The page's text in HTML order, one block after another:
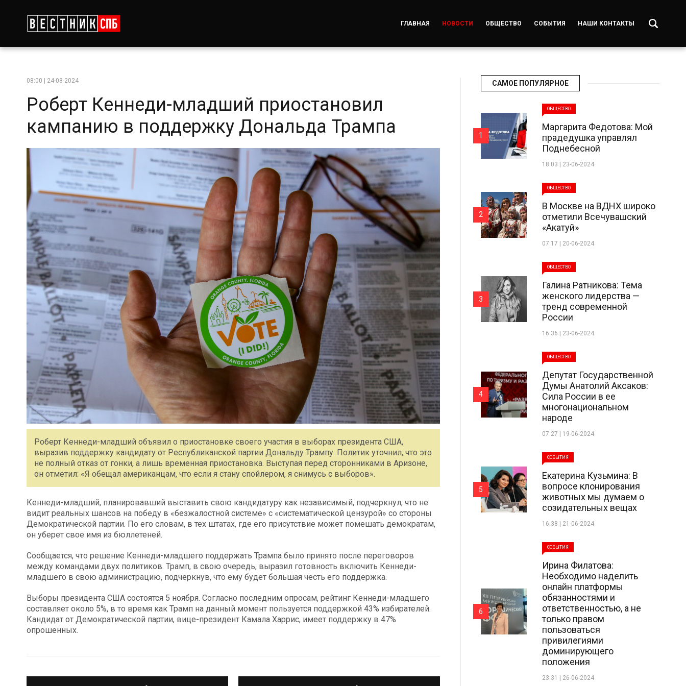
ГЛАВНАЯ НОВОСТИ ОБЩЕСТВО СОБЫТИЯ НАШИ КОНТАКТЫ
08:00 | 24-08-2024
Роберт Кеннеди-младший приостановил
кампанию в поддержку Дональда Трампа
Роберт Кеннеди-младший объявил о приостановке своего участия в выборах президента США,
выразив поддержку кандидату от Республиканской партии Дональду Трампу. Политик уточнил, что это
не полный отказ от гонки, а лишь временная приостановка. Выступая перед сторонниками в Аризоне,
он отметил: «Я обещал американцам, что если я стану спойлером, я снимусь с выборов».
Кеннеди-младший, планировавший выставить свою кандидатуру как независимый, подчеркнул, что не
видит реальных шансов на победу в «безжалостной системе» с «систематической цензурой» со стороны
Демократической партии. По его словам, в тех штатах, где его присутствие может помешать демократам,
он уберет свое имя из бюллетеней.
Сообщается, что решение Кеннеди-младшего поддержать Трампа было принято после переговоров
между командами двух политиков. Трамп, в свою очередь, выразил готовность включить Кеннеди-
младшего в свою администрацию, подчеркнув, что ему будет большая честь его поддержка.
Выборы президента США состоятся 5 ноября. Согласно последним опросам, рейтинг Кеннеди-младшего
составляет около 5%, в то время как Трамп на данный момент пользуется поддержкой 43% избирателей.
Кандидат от Демократической партии, вице-президент Камала Харрис, имеет поддержку в 47%
опрошенных.
САМОЕ ПОПУЛЯРНОЕ
ОБЩЕСТВО
Маргарита Федотова: Мой
прадедушка управлял
Поднебесной
18:03 | 23-06-2024
1
ОБЩЕСТВО
В Москве на ВДНХ широко
отметили Всечувашский
«Акатуй»
07:17 | 20-06-2024
2
ОБЩЕСТВО
Галина Ратникова: Тема
женского лидерства —
тренд современной
России
16:36 | 23-06-2024
3
ОБЩЕСТВО
Депутат Государственной
Думы Анатолий Аксаков:
Сила России в ее
многонациональном
народе
07:27 | 19-06-2024
4
СОБЫТИЯ
Екатерина Кузьмина: В
вопросе клонирования
животных мы думаем о
созидательных вещах
16:38 | 21-06-2024
5
СОБЫТИЯ
Ирина Филатова:
Необходимо наделить
онлайн платформы
обязанностями и
ответственностью, а не
только правом
пользоваться
привилегиями
доминирующего
положения
23:31 | 26-06-2024
6